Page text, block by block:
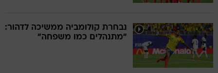
נבחרת קולומביה ממשיכה לדהור:
"מתנהלים כמו משפחה"